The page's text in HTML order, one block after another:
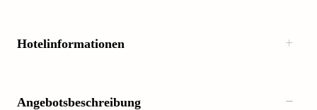
Hotelinformationen
Angebotsbeschreibung